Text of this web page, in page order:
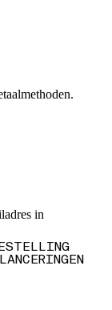
in